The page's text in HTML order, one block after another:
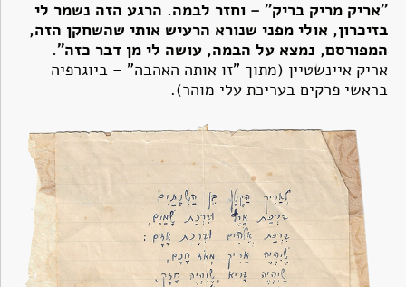
"אריק מריק בריק" – וחזר לבמה. הרגע הזה נשמר לי
בזיכרון, אולי מפני שנורא הרעיש אותי שהשחקן הזה,
המפורסם, נמצא על הבמה, עושה לי מן דבר כזה".
אריק איינשטיין (מתוך "זו אותה האהבה" – ביוגרפיה
בראשי פרקים בעריכת עלי מוהר).